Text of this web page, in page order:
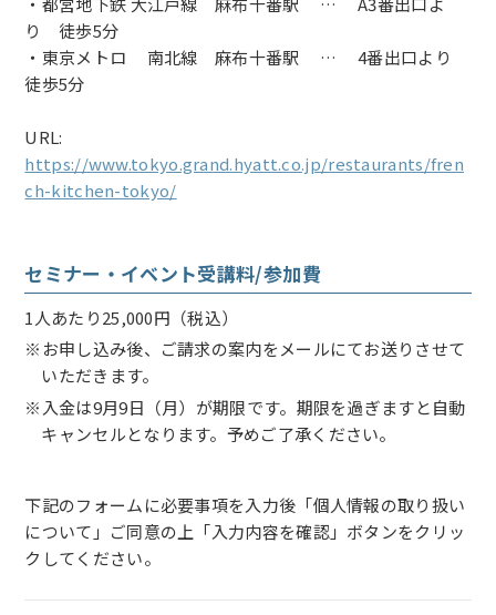
り 徒歩5分
・東京メトロ 南北線 麻布十番駅 … 4番出口より
徒歩5分
URL:
https://www.tokyo.grand.hyatt.co.jp/restaurants/fren
ch-kitchen-tokyo/
セミナー・イベント受講料/参加費
1人あたり25,000円（税込）
※お申し込み後、ご請求の案内をメールにてお送りさせて
いただきます。
※入金は9月9日（月）が期限です。期限を過ぎますと自動
キャンセルとなります。予めご了承ください。
下記のフォームに必要事項を入力後「個人情報の取り扱い
について」ご同意の上「入力内容を確認」ボタンをクリッ
クしてください。